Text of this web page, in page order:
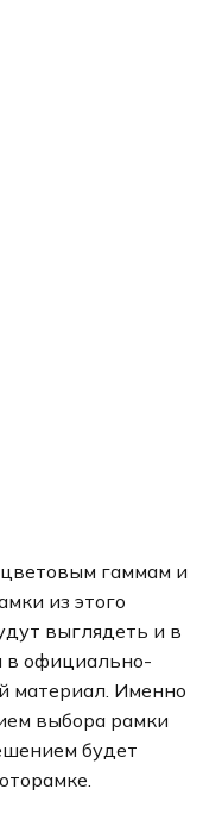
гаммам и
из этого
выглядеть и в
в официально-
материал. Именно
выбора рамки
будет